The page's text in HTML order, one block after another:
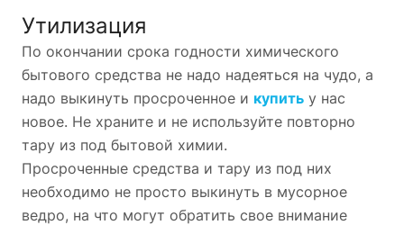
Утилизация
По окончании срока годности химического
бытового средства не надо надеяться на чудо, а
надо выкинуть просроченное и купить у нас
новое. Не храните и не используйте повторно
тару из под бытовой химии.
Просроченные средства и тару из под них
необходимо не просто выкинуть в мусорное
ведро, на что могут обратить свое внимание